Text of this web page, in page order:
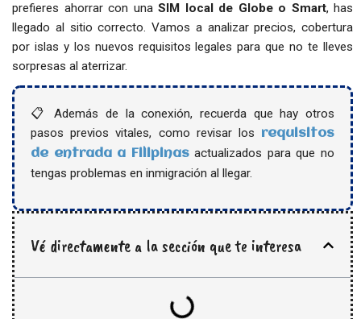
prefieres ahorrar con una SIM local de Globe o Smart, has
llegado al sitio correcto. Vamos a analizar precios, cobertura
por islas y los nuevos requisitos legales para que no te lleves
sorpresas al aterrizar.
📋 Además de la conexión, recuerda que hay otros
pasos previos vitales, como revisar los requisitos
de entrada a Filipinasactualizados para que no
tengas problemas en inmigración al llegar.
Vé directamente a la sección que te interesa